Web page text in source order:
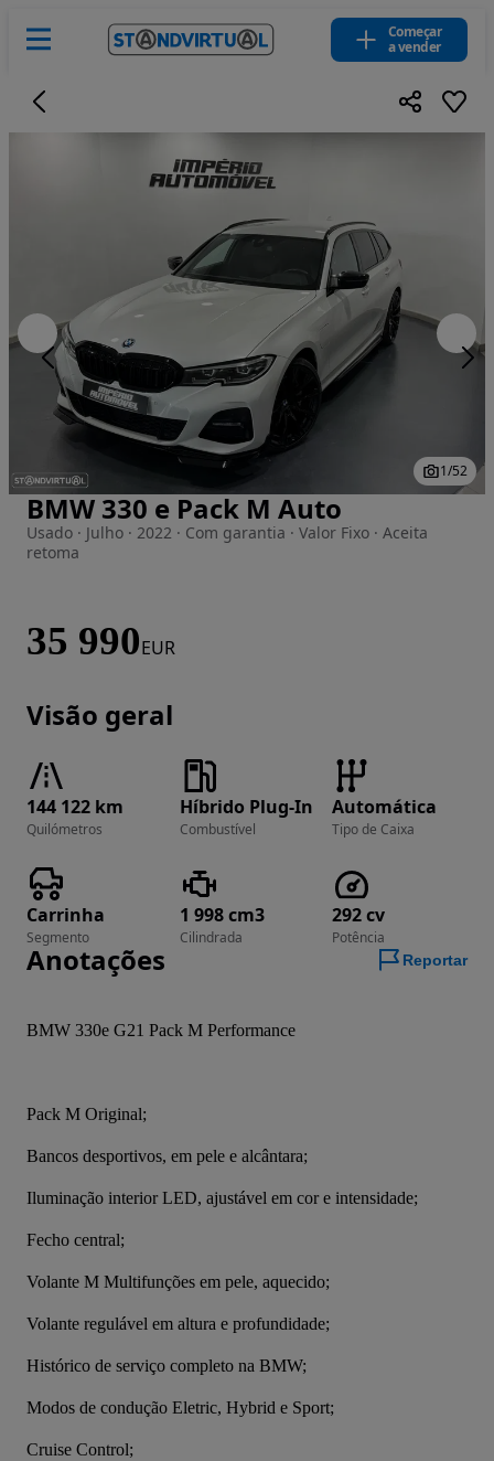
Começar
a vender
Imagem 1 de 52
1/52
BMW 330 e Pack M Auto
Usado · Julho · 2022 · Com garantia · Valor Fixo · Aceita
retoma
35 990EUR
Visão geral
144 122 km
Quilómetros
Híbrido Plug-In
Combustível
Automática
Tipo de Caixa
Carrinha
Segmento
1 998 cm3
Cilindrada
292 cv
Potência
Anotações Reportar
BMW 330e G21 Pack M Performance
Pack M Original;
Bancos desportivos, em pele e alcântara;
Iluminação interior LED, ajustável em cor e intensidade;
Fecho central;
Volante M Multifunções em pele, aquecido;
Volante regulável em altura e profundidade;
Histórico de serviço completo na BMW;
Modos de condução Eletric, Hybrid e Sport;
Cruise Control;